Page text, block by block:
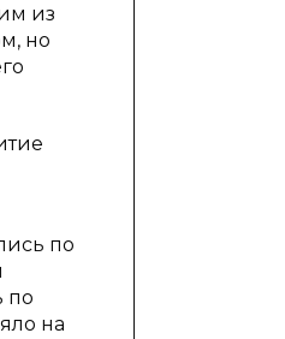
из
но
по
по
на